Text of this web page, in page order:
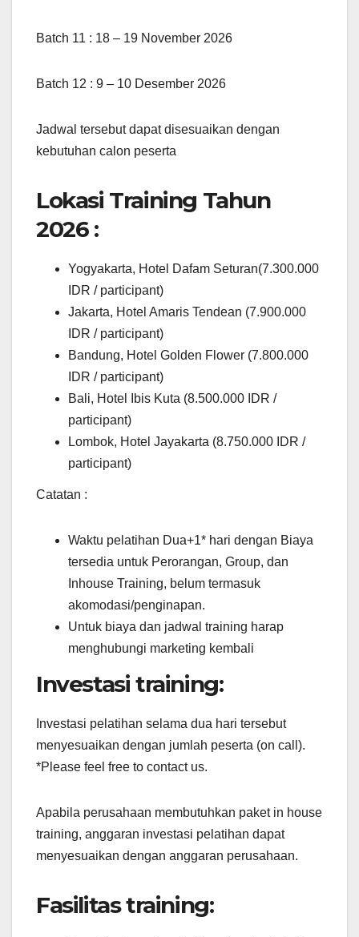
Batch 11 : 18 – 19 November 2026
Batch 12 : 9 – 10 Desember 2026
Jadwal tersebut dapat disesuaikan dengan
kebutuhan calon peserta
Lokasi Training Tahun
2026 :
Yogyakarta, Hotel Dafam Seturan(7.300.000
IDR / participant)
Jakarta, Hotel Amaris Tendean (7.900.000
IDR / participant)
Bandung, Hotel Golden Flower (7.800.000
IDR / participant)
Bali, Hotel Ibis Kuta (8.500.000 IDR /
participant)
Lombok, Hotel Jayakarta (8.750.000 IDR /
participant)
Catatan :
Waktu pelatihan Dua+1* hari dengan Biaya
tersedia untuk Perorangan, Group, dan
Inhouse Training, belum termasuk
akomodasi/penginapan.
Untuk biaya dan jadwal training harap
menghubungi marketing kembali
Investasi training:
Investasi pelatihan selama dua hari tersebut
menyesuaikan dengan jumlah peserta (on call).
*Please feel free to contact us.
Apabila perusahaan membutuhkan paket in house
training, anggaran investasi pelatihan dapat
menyesuaikan dengan anggaran perusahaan.
Fasilitas training: